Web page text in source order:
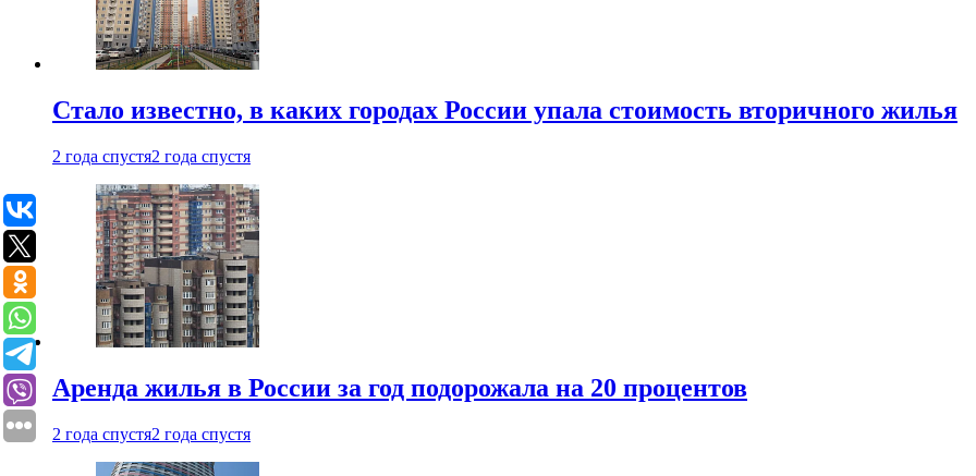
Стало известно, в каких городах России упала стоимость вторичного жилья
2 года спустя2 года спустя
Аренда жилья в России за год подорожала на 20 процентов
2 года спустя2 года спустя